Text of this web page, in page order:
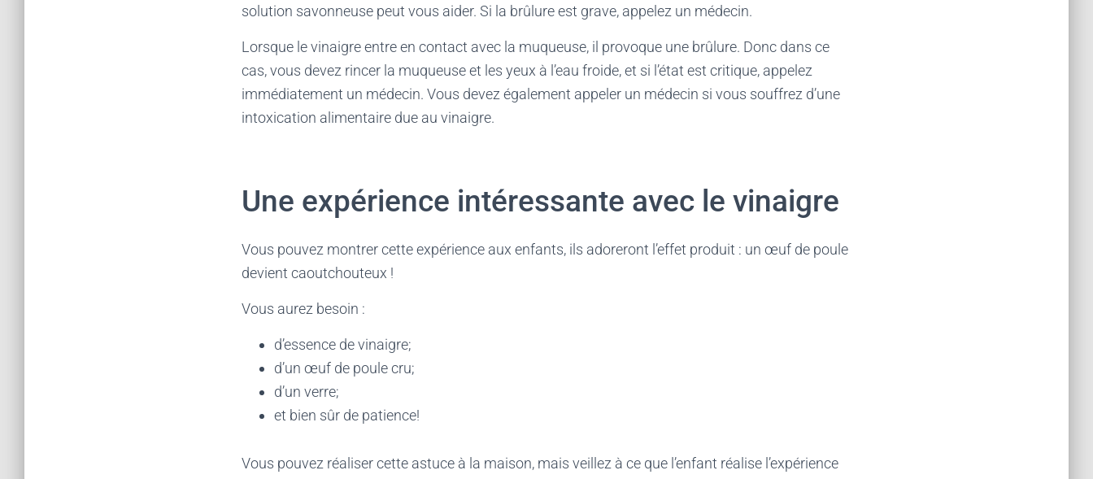
solution savonneuse peut vous aider. Si la brûlure est grave, appelez un médecin.
Lorsque le vinaigre entre en contact avec la muqueuse, il provoque une brûlure. Donc dans ce
cas, vous devez rincer la muqueuse et les yeux à l’eau froide, et si l’état est critique, appelez
immédiatement un médecin. Vous devez également appeler un médecin si vous souffrez d’une
intoxication alimentaire due au vinaigre.
Une expérience intéressante avec le vinaigre
Vous pouvez montrer cette expérience aux enfants, ils adoreront l’effet produit : un œuf de poule
devient caoutchouteux !
Vous aurez besoin :
d’essence de vinaigre;
d’un œuf de poule cru;
d’un verre;
et bien sûr de patience!
Vous pouvez réaliser cette astuce à la maison, mais veillez à ce que l’enfant réalise l’expérience